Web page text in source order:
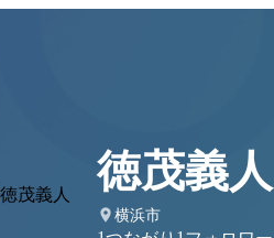
徳茂義人
横浜市